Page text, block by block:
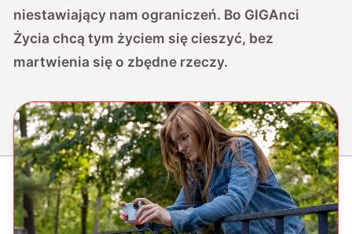
niestawiający nam ograniczeń. Bo GIGAnci
Życia chcą tym życiem się cieszyć, bez
martwienia się o zbędne rzeczy.